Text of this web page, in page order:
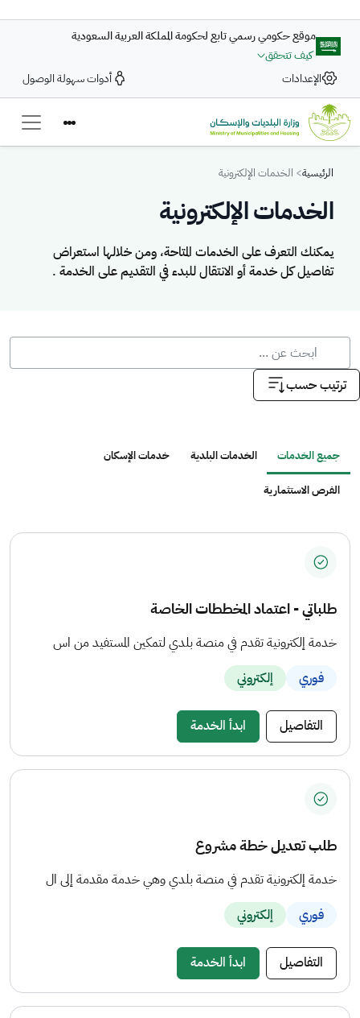
موقع حكومي رسمي تابع لحكومة المملكة العربية السعودية
كيف تتحقق
الإعدادات
أدوات سهولة الوصول
Breadcrumb
الرئيسية الخدمات الإلكترونية
الخدمات الإلكترونية
يمكنك التعرف على الخدمات المتاحة، ومن خلالها استعراض
تفاصيل كل خدمة أو الانتقال للبدء في التقديم على الخدمة .
يمكنك التعرف على الخدمات المتاحة، ومن خلالها استعراض تفاصيل كل
ترتيب حسب
جميع الخدمات الخدمات البلدية خدمات الإسكان
الفرص الاستثمارية
طلباتي - اعتماد المخططات الخاصة
خدمة إلكترونية تقدم في منصة بلدي لتمكين المستفيد من اس
فوري
إلكتروني
التفاصيل ابدأ الخدمة
طلب تعديل خطة مشروع
خدمة إلكترونية تقدم في منصة بلدي وهي خدمة مقدمة إلى ال
فوري
إلكتروني
التفاصيل ابدأ الخدمة